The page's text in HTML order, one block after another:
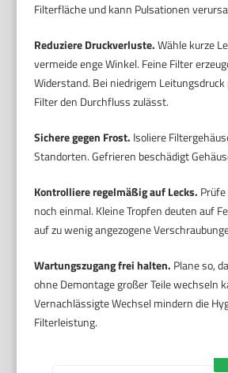
Filterfläche und kann Pulsationen
Reduziere Druckverluste.Wähle kurze
vermeide enge Winkel. Feine Filter
Widerstand. Bei niedrigem
Filter den Durchfluss zulässt.
Sichere gegen Frost. Isoliere
Standorten. Gefrieren beschädigt
Kontrolliere regelmäßig auf Lecks.
noch einmal. Kleine Tropfen deuten auf
auf zu wenig angezogene
Wartungszugang frei halten. Plane so,
ohne Demontage großer Teile wechseln
Vernachlässigte Wechsel mindern die
Filterleistung.